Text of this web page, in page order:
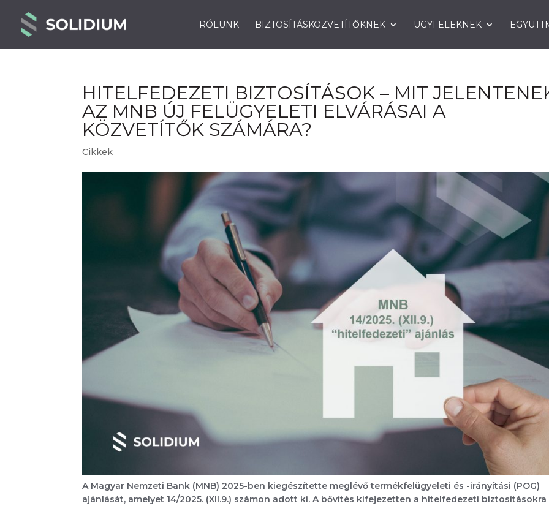
RÓLUNK BIZTOSÍTÁSKÖZVETÍTŐKNEK ÜGYFELEKNEK
HITELFEDEZETI BIZTOSÍTÁSOK – MIT
AZ MNB ÚJ FELÜGYELETI ELVÁRÁSAI A
KÖZVETÍTŐK SZÁMÁRA?
Cikkek
A Magyar Nemzeti Bank (MNB) 2025-ben kiegészítette meglévő termékfelügyeleti és -irányítási (POG)
ajánlását, amelyet 14/2025. (XII.9.) számon adott ki. A bővítés kifejezetten a hitelfedezeti biztosításokra